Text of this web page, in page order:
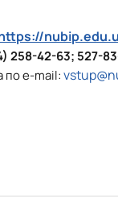
258-42-63; 527-
по e-mail: